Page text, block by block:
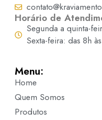
Horário de
Segunda a quinta-
Sexta-feira: das 8h
Menu:
Home
Quem Somos
Produtos